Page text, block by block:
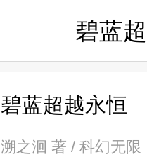
碧蓝
碧蓝超越永恒
溯之洄 著 / 科幻无限